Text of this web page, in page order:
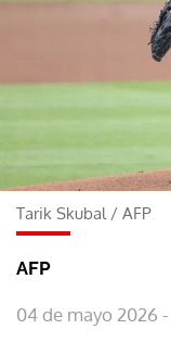
Tarik Skubal / AFP
AFP
04 de mayo 2026 -